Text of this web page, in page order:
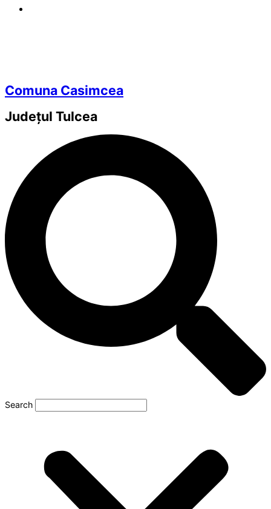
Comuna Casimcea
Județul Tulcea
Search